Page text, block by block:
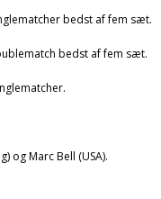
bedst af fem sæt.
bedst af fem sæt.
og Marc Bell (USA).